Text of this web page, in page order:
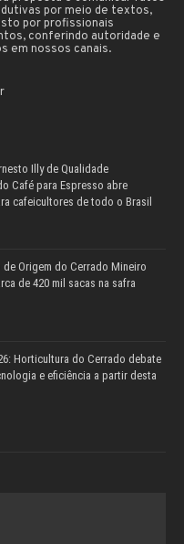
por meio de textos,
por profissionais
conferindo autoridade e
em nossos canais.
Illy de Qualidade
Café para Espresso abre
cafeicultores de todo o Brasil
de Origem do Cerrado Mineiro
de 420 mil sacas na safra
Horticultura do Cerrado debate
e eficiência a partir desta